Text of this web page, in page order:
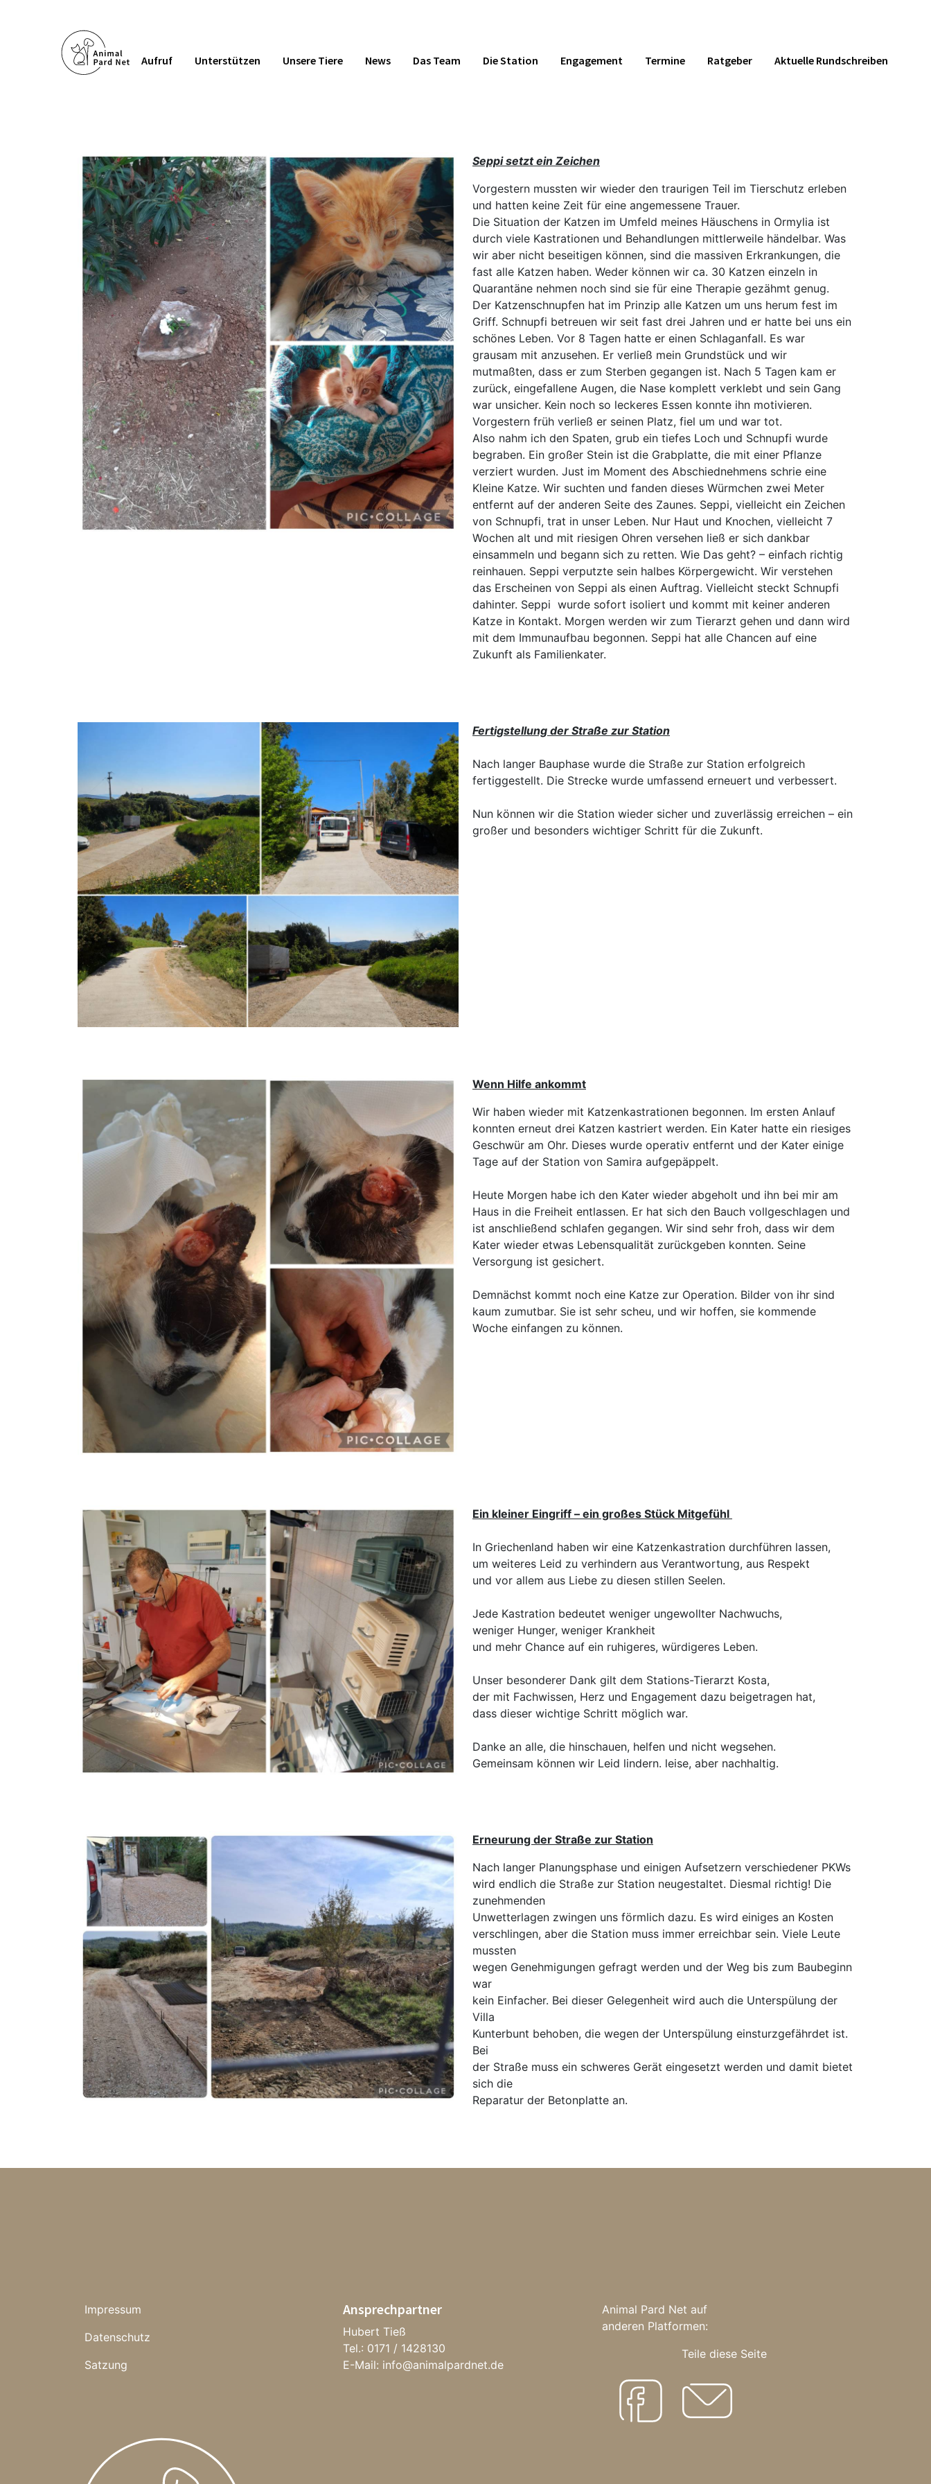
Aufruf Unterstützen Unsere Tiere News Das Team Die Station Engagement Termine Ratgeber Aktuelle Rundschreiben
Seppi setzt ein Zeichen
Vorgestern mussten wir wieder den traurigen Teil im Tierschutz erleben
und hatten keine Zeit für eine angemessene Trauer.
Die Situation der Katzen im Umfeld meines Häuschens in Ormylia ist
durch viele Kastrationen und Behandlungen mittlerweile händelbar. Was
wir aber nicht beseitigen können, sind die massiven Erkrankungen, die
fast alle Katzen haben. Weder können wir ca. 30 Katzen einzeln in
Quarantäne nehmen noch sind sie für eine Therapie gezähmt genug.
Der Katzenschnupfen hat im Prinzip alle Katzen um uns herum fest im
Griff. Schnupfi betreuen wir seit fast drei Jahren und er hatte bei uns ein
schönes Leben. Vor 8 Tagen hatte er einen Schlaganfall. Es war
grausam mit anzusehen. Er verließ mein Grundstück und wir
mutmaßten, dass er zum Sterben gegangen ist. Nach 5 Tagen kam er
zurück, eingefallene Augen, die Nase komplett verklebt und sein Gang
war unsicher. Kein noch so leckeres Essen konnte ihn motivieren.
Vorgestern früh verließ er seinen Platz, fiel um und war tot.
Also nahm ich den Spaten, grub ein tiefes Loch und Schnupfi wurde
begraben. Ein großer Stein ist die Grabplatte, die mit einer Pflanze
verziert wurden. Just im Moment des Abschiednehmens schrie eine
Kleine Katze. Wir suchten und fanden dieses Würmchen zwei Meter
entfernt auf der anderen Seite des Zaunes. Seppi, vielleicht ein Zeichen
von Schnupfi, trat in unser Leben. Nur Haut und Knochen, vielleicht 7
Wochen alt und mit riesigen Ohren versehen ließ er sich dankbar
einsammeln und begann sich zu retten. Wie Das geht? – einfach richtig
reinhauen. Seppi verputzte sein halbes Körpergewicht. Wir verstehen
das Erscheinen von Seppi als einen Auftrag. Vielleicht steckt Schnupfi
dahinter. Seppi wurde sofort isoliert und kommt mit keiner anderen
Katze in Kontakt. Morgen werden wir zum Tierarzt gehen und dann wird
mit dem Immunaufbau begonnen. Seppi hat alle Chancen auf eine
Zukunft als Familienkater.
Fertigstellung der Straße zur Station
Nach langer Bauphase wurde die Straße zur Station erfolgreich
fertiggestellt. Die Strecke wurde umfassend erneuert und verbessert.
Nun können wir die Station wieder sicher und zuverlässig erreichen – ein
großer und besonders wichtiger Schritt für die Zukunft.
Wenn Hilfe ankommt
Wir haben wieder mit Katzenkastrationen begonnen. Im ersten Anlauf
konnten erneut drei Katzen kastriert werden. Ein Kater hatte ein riesiges
Geschwür am Ohr. Dieses wurde operativ entfernt und der Kater einige
Tage auf der Station von Samira aufgepäppelt.
Heute Morgen habe ich den Kater wieder abgeholt und ihn bei mir am
Haus in die Freiheit entlassen. Er hat sich den Bauch vollgeschlagen und
ist anschließend schlafen gegangen. Wir sind sehr froh, dass wir dem
Kater wieder etwas Lebensqualität zurückgeben konnten. Seine
Versorgung ist gesichert.
Demnächst kommt noch eine Katze zur Operation. Bilder von ihr sind
kaum zumutbar. Sie ist sehr scheu, und wir hoffen, sie kommende
Woche einfangen zu können.
Ein kleiner Eingriff – ein großes Stück Mitgefühl
In Griechenland haben wir eine Katzenkastration durchführen lassen,
um weiteres Leid zu verhindern aus Verantwortung, aus Respekt
und vor allem aus Liebe zu diesen stillen Seelen.
Jede Kastration bedeutet weniger ungewollter Nachwuchs,
weniger Hunger, weniger Krankheit
und mehr Chance auf ein ruhigeres, würdigeres Leben.
Unser besonderer Dank gilt dem Stations-Tierarzt Kosta,
der mit Fachwissen, Herz und Engagement dazu beigetragen hat,
dass dieser wichtige Schritt möglich war.
Danke an alle, die hinschauen, helfen und nicht wegsehen.
Gemeinsam können wir Leid lindern. leise, aber nachhaltig.
Erneurung der Straße zur Station
Nach langer Planungsphase und einigen Aufsetzern verschiedener PKWs
wird endlich die Straße zur Station neugestaltet. Diesmal richtig! Die
zunehmenden
Unwetterlagen zwingen uns förmlich dazu. Es wird einiges an Kosten
verschlingen, aber die Station muss immer erreichbar sein. Viele Leute
mussten
wegen Genehmigungen gefragt werden und der Weg bis zum Baubeginn
war
kein Einfacher. Bei dieser Gelegenheit wird auch die Unterspülung der
Villa
Kunterbunt behoben, die wegen der Unterspülung einsturzgefährdet ist.
Bei
der Straße muss ein schweres Gerät eingesetzt werden und damit bietet
sich die
Reparatur der Betonplatte an.
Impressum
Datenschutz
Satzung
Ansprechpartner
Hubert Tieß
Tel.: 0171 / 1428130
E-Mail: info@animalpardnet.de
Animal Pard Net auf
anderen Platformen:
Teile diese Seite